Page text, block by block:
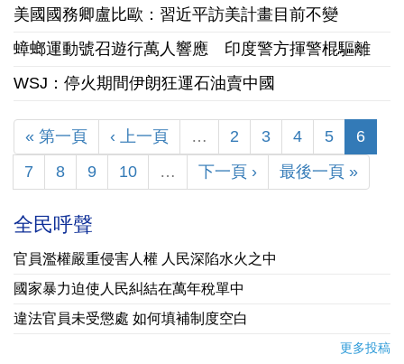
美國國務卿盧比歐：習近平訪美計畫目前不變
蟑螂運動號召遊行萬人響應 印度警方揮警棍驅離
WSJ：停火期間伊朗狂運石油賣中國
« 第一頁 ‹ 上一頁 … 2 3 4 5
6
7
8 9 10 … 下一頁 › 最後一頁 »
全民呼聲
官員濫權嚴重侵害人權 人民深陷水火之中
國家暴力迫使人民糾結在萬年稅單中
違法官員未受懲處 如何填補制度空白
更多投稿